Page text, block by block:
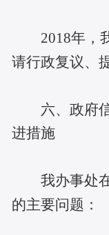
2018年，
请行政复议、
六、政府
进措施
我办事处
的主要问题：